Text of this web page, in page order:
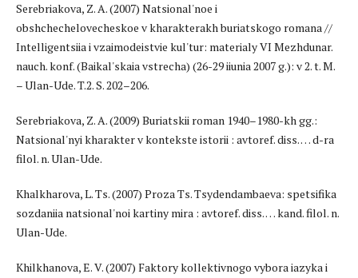
Serebriakova, Z. A. (2007) Natsional'noe i
obshchechelovecheskoe v kharakterakh buriatskogo romana //
Intelligentsiia i vzaimodeistvie kul'tur: materialy VI Mezhdunar.
nauch. konf. (Baikal'skaia vstrecha) (26-29 iiunia 2007 g.): v 2. t. M.
– Ulan-Ude. T.2. S. 202–206.
Serebriakova, Z. A. (2009) Buriatskii roman 1940–1980-kh gg.:
Natsional'nyi kharakter v kontekste istorii : avtoref. diss. … d-ra
filol. n. Ulan-Ude.
Khalkharova, L. Ts. (2007) Proza Ts. Tsydendambaeva: spetsifika
sozdaniia natsional'noi kartiny mira : avtoref. diss. … kand. filol. n.
Ulan-Ude.
Khilkhanova, E. V. (2007) Faktory kollektivnogo vybora iazyka i